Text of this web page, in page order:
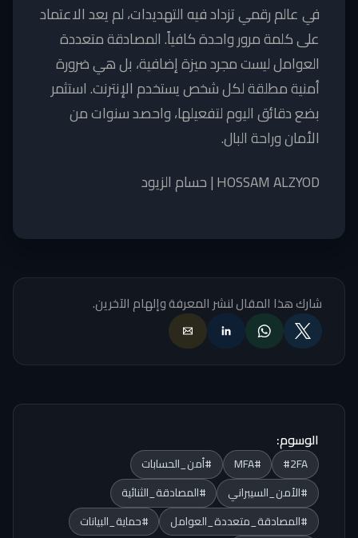
في عالم رقمي تزداد فيه التهديدات، لم يعد الاعتماد
على كلمة مرور واحدة كافياً. المصادقة متعددة
العوامل ليست مجرد ميزة إضافية، بل هي ضرورة
أمنية مطلقة لكل شخص يستخدم الإنترنت. استثمر
بضع دقائق اليوم لتفعيلها، واحصد سنوات من
الأمان وراحة البال.
HOSSAM ALZYOD | حسام الزيود
شارك هذا المقال لنشر المعرفة وإلهام الآخرين.
الوسوم:
#2FA
#MFA
#أمن_الحسابات
#الأمن_السيبراني
#المصادقة_الثنائية
#المصادقة_متعددة_العوامل
#حماية_البيانات